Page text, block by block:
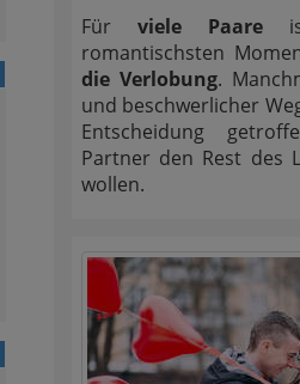
Für viele Paare
romantischsten
die Verlobung.
und beschwerlicher
Entscheidung
Partner den Rest des
wollen.